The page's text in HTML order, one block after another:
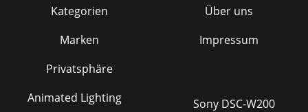
Kategorien
Marken
Privatsphäre
Über uns
Impressum
Animated Lighting
Sony DSC-W200